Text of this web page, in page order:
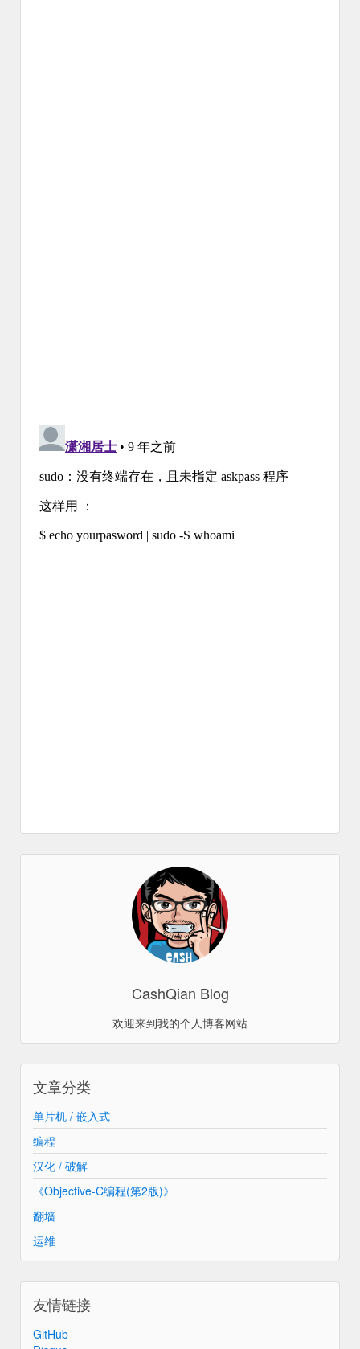
CashQian Blog
欢迎来到我的个人博客网站
文章分类
单片机 / 嵌入式
编程
汉化 / 破解
《Objective-C编程(第2版)》
翻墙
运维
友情链接
GitHub